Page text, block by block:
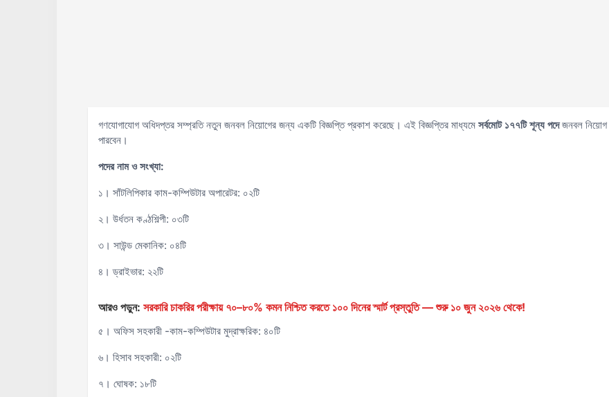
গণযোগাযোগ অধিদপ্তর সম্প্রতি নতুন জনবল নিয়োগের জন্য একটি বিজ্ঞপ্তি প্রকাশ করেছে। এই বিজ্ঞপ্তির মাধ্যমে সর্বমোট ১৭৭টি শূন্য পদেজনবল নিয়োগ
পারবেন।
পদের নাম ও সংখ্যা:
১। সাঁটলিপিকার কাম-কম্পিউটার অপারেটর: ০২টি
২। উর্ধতন কণ্ঠশিল্পী: ০৩টি
৩। সাউন্ড মেকানিক: ০৪টি
৪। ড্রাইভার: ২২টি
আরও পড়ুন: সরকারি চাকরির পরীক্ষায় ৭০–৮০% কমন নিশ্চিত করতে ১০০ দিনের স্মার্ট প্রস্তুতি — শুরু ১০ জুন ২০২৬ থেকে!
৫। অফিস সহকারী -কাম-কম্পিউটার মুদ্রাক্ষরিক: ৪০টি
৬। হিসাব সহকারী: ০২টি
৭। ঘোষক: ১৮টি